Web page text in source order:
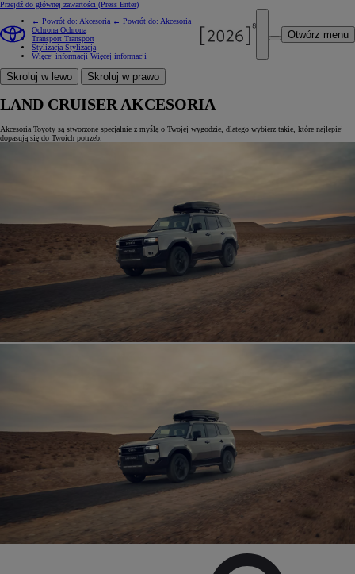
Przejdź do głównej zawartości (Press Enter)
Otwórz menu
← Powrót do: Akcesoria ← Powrót do: Akcesoria
Ochrona Ochrona
Transport Transport
Stylizacja Stylizacja
Więcej informacji Więcej informacji
Skroluj w lewo Skroluj w prawo
LAND CRUISER AKCESORIA
Akcesoria Toyoty są stworzone specjalnie z myślą o Twojej wygodzie, dlatego wybierz takie, które najlepiej
dopasują się do Twoich potrzeb.